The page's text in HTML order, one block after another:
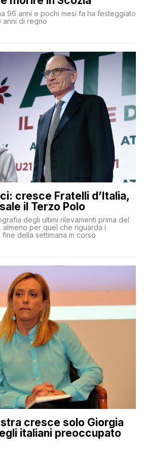
96 anni e pochi mesi fa ha festeggiato
anni di regno
cresce Fratelli d’Italia,
il Terzo Polo
degli ultimi rilevamenti prima del
per quel che riguarda i
della settimana in corso
cresce solo Giorgia
italiani preoccupato